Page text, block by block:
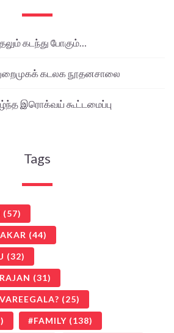
கடந்து போகும்…
கடலக நூதனசாலை
இரொக்வய் கூட்டமைப்பு
Tags
(57)
(44)
(32)
(31)
(25)
FAMILY (138)